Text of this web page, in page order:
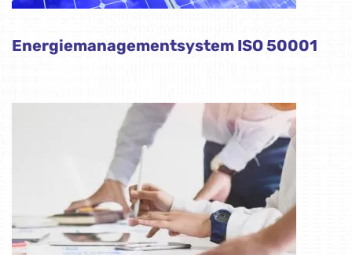
Energiemanagementsystem ISO 50001